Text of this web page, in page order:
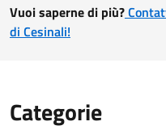
Vuoi saperne di più?
di Cesinali!
Categorie